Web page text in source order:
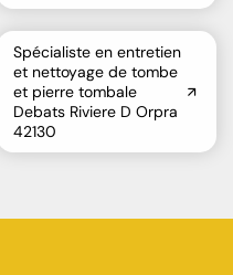
Spécialiste en entretien
et nettoyage de tombe
et pierre tombale
Debats Riviere D Orpra
42130